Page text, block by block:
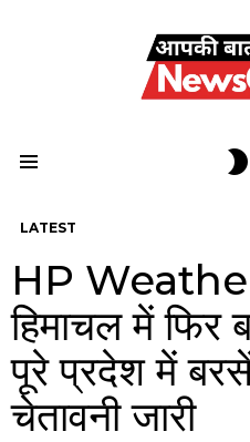
LATEST
HP
हिमाचल में फिर
पूरे प्रदेश में
चेतावनी जारी